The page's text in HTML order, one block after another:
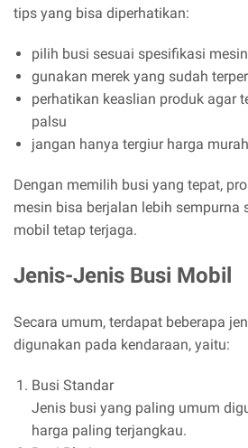
tips yang bisa diperhatikan:
pilih busi sesuai spesifikasi
gunakan merek yang sudah
perhatikan keaslian produk agar
palsu
jangan hanya tergiur harga murah
Dengan memilih busi yang tepat,
mesin bisa berjalan lebih sempurna
mobil tetap terjaga.
Jenis-Jenis Busi Mobil
Secara umum, terdapat beberapa
digunakan pada kendaraan, yaitu:
Busi Standar
Jenis busi yang paling umum
harga paling terjangkau.